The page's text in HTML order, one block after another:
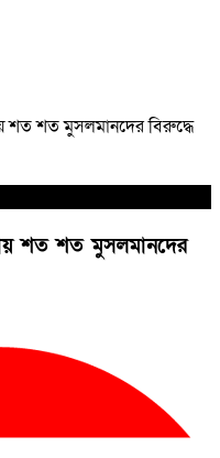
শত মুসলমানদের বিরুদ্ধে
শত শত মুসলমানদের